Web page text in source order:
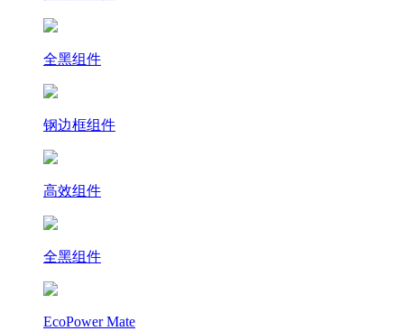
全黑组件
钢边框组件
高效组件
全黑组件
EcoPower Mate